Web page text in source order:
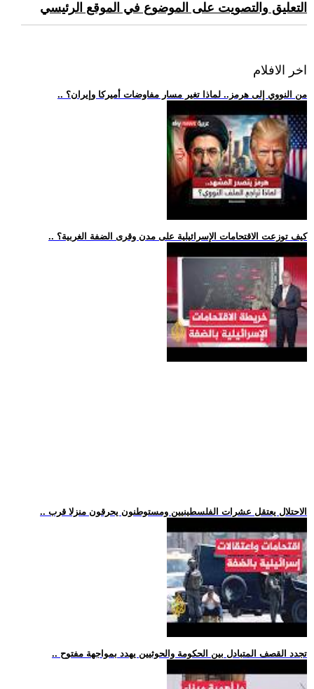
التعليق والتصويت على الموضوع في الموقع الرئيسي
اخر الافلام
.. من النووي إلى هرمز.. لماذا تغير مسار مفاوضات أميركا وإيران؟
.. كيف توزعت الاقتحامات الإسرائيلية على مدن وقرى الضفة الغربية؟
.. الاحتلال يعتقل عشرات الفلسطينيين ومستوطنون يحرقون منزلا قرب
.. تجدد القصف المتبادل بين الحكومة والحوثيين يهدد بمواجهة مفتوح